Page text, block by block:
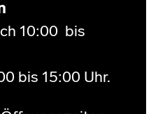
10:00 bis
bis 15:00 Uhr.